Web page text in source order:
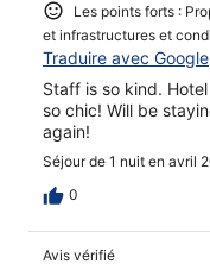
Les points forts :
et infrastructures et
Traduire avec Google
Staff is so kind.
so chic! Will be
again!
Séjour de 1 nuit en avril
0
Avis vérifié